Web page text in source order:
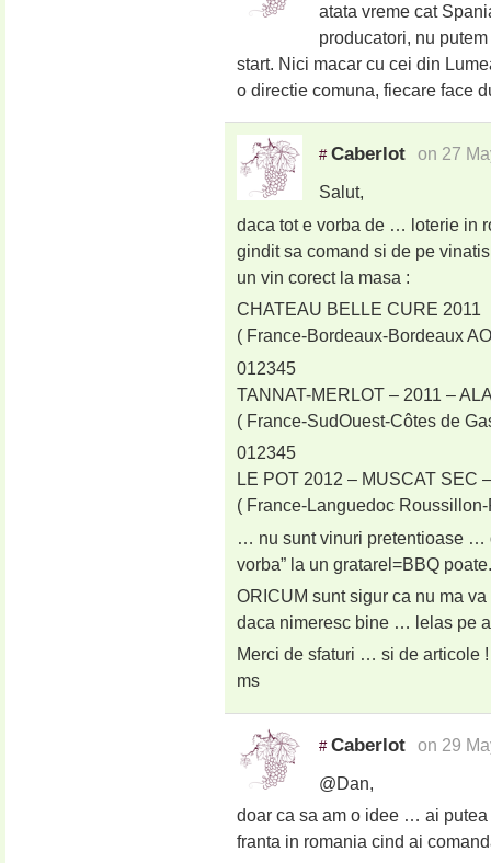
atata vreme cat
producatori, nu
start. Nici macar cu cei din
o directie comuna, fiecare face
# Caberlot on 27
Salut,
daca tot e vorba de … loterie in
gindit sa comand si de pe
un vin corect la masa :
CHATEAU BELLE CURE 2011
( France-Bordeaux-Bordeaux
012345
TANNAT-MERLOT – 2011 –
( France-SudOuest-Côtes de
012345
LE POT 2012 – MUSCAT SEC
( France-Languedoc
… nu sunt vinuri pretentioase …
vorba” la un gratarel=BBQ poate.
ORICUM sunt sigur ca nu ma
daca nimeresc bine … lelas pe
Merci de sfaturi … si de articole !
ms
# Caberlot on 29
@Dan,
doar ca sa am o idee … ai
franta in romania cind ai